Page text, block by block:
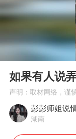
Play
如果有人说
声明：取材网络，谨
彭彭师姐说
湖南